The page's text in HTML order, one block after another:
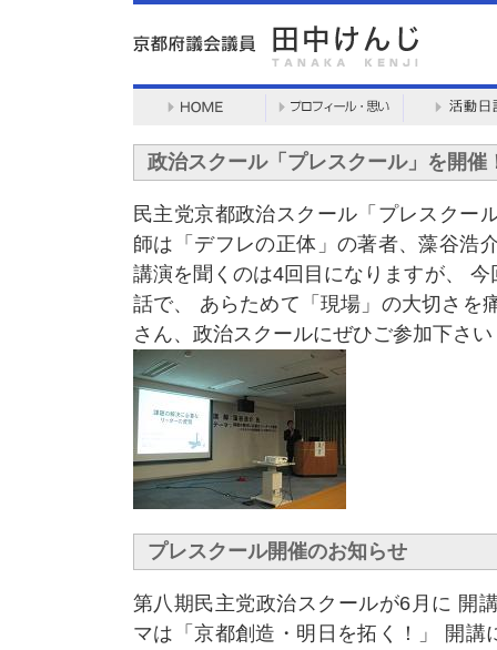
政治スクール「プレスクール」を開催
民主党京都政治スクール「プレスクー
師は「デフレの正体」の著者、藻谷浩
講演を聞くのは4回目になりますが、
話で、 あらためて「現場」の大切さを
さん、政治スクールにぜひご参加下さい
プレスクール開催のお知らせ
第八期民主党政治スクールが6月に 開
マは「京都創造・明日を拓く！」 開講